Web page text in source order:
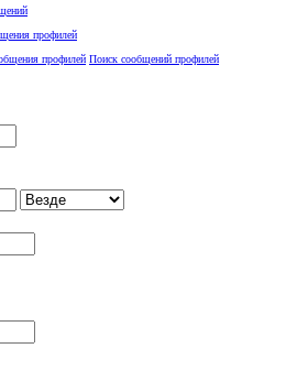
профилей
профилей Поиск сообщений профилей